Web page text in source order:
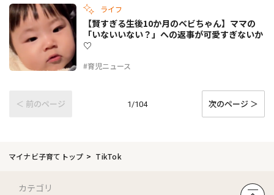
ライフ
#育児ニュース
【賢すぎる生後10か月のベビちゃん】ママの
「いないいない？」への返事が可愛すぎないか
♡
＜ 前のページ 1/104 次のページ ＞
マイナビ子育てトップ TikTok
カテゴリ